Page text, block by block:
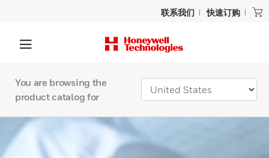
联系我们 快速订购
You are browsing the
product catalog for